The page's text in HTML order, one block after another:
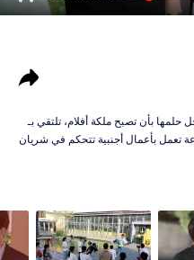
بأن تصبح ملكة أفلام، تلتقي بـ
تعمل بأعمال أجنبية تتحكم في شريان